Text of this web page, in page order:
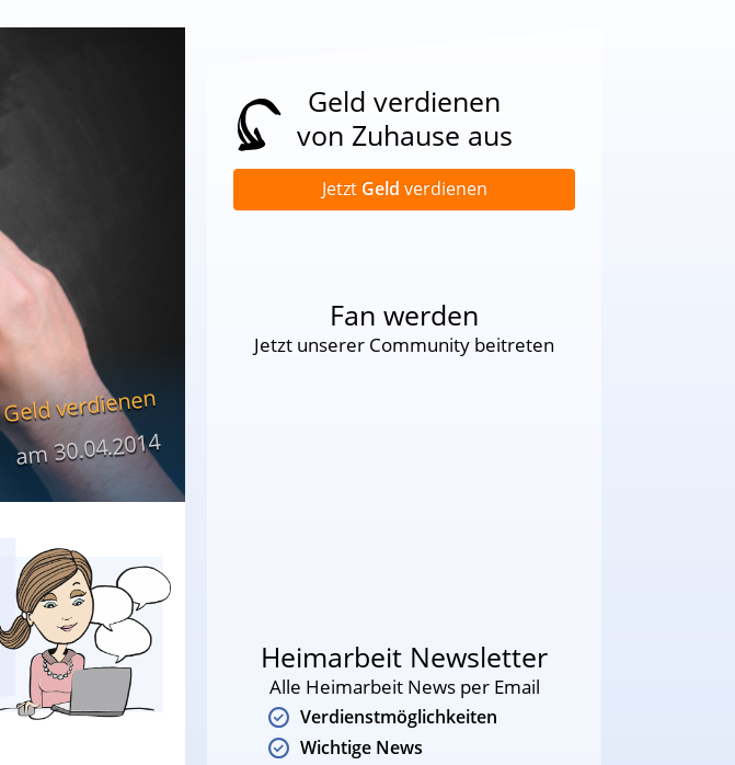
Geld verdienen
am30.04.2014
Geld verdienen
von Zuhause aus
Jetzt Geld verdienen
Fan werden
Jetzt unserer Community beitreten
Heimarbeit Newsletter
Alle Heimarbeit News per Email
Verdienstmöglichkeiten
Wichtige News